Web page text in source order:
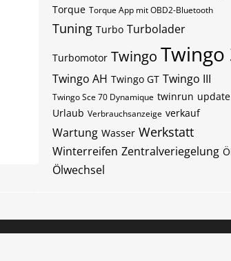
Torque Torque App mit OBD2-Bluetooth
Tuning Turbo Turbolader
Turbomotor Twingo Twingo
Twingo AH Twingo GT Twingo III
Twingo Sce 70 Dynamique twinrun update
Urlaub Verbrauchsanzeige verkauf
Wartung Wasser Werkstatt
Winterreifen Zentralveriegelung
Ölwechsel